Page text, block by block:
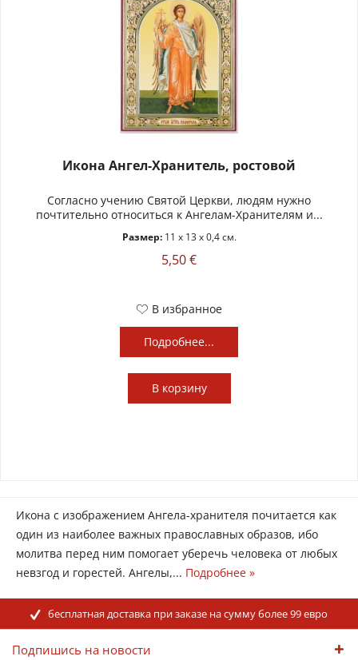
Икона Ангел-Хранитель, ростовой
Согласно учению Святой Церкви, людям нужно
почтительно относиться к Ангелам-Хранителям и...
Размер:11 x 13 x 0,4 см.
5,50 €
В избранное
Подробнее...
В корзину
Икона с изображением Ангела-хранителя почитается как
один из наиболее важных православных образов, ибо
молитва перед ним помогает уберечь человека от любых
невзгод и горестей. Ангелы,... Подробнее »
бесплатная доставка при заказе на сумму более 99 евро
Подпишись на новости